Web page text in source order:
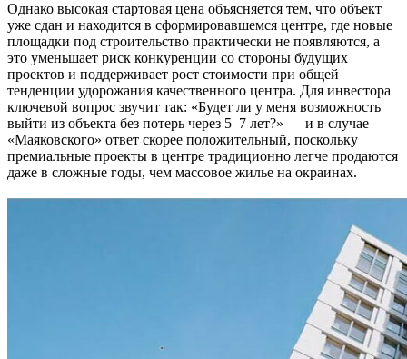
Однако высокая стартовая цена объясняется тем, что объект
уже сдан и находится в сформировавшемся центре, где новые
площадки под строительство практически не появляются, а
это уменьшает риск конкуренции со стороны будущих
проектов и поддерживает рост стоимости при общей
тенденции удорожания качественного центра. Для инвестора
ключевой вопрос звучит так: «Будет ли у меня возможность
выйти из объекта без потерь через 5–7 лет?» — и в случае
«Маяковского» ответ скорее положительный, поскольку
премиальные проекты в центре традиционно легче продаются
даже в сложные годы, чем массовое жилье на окраинах.